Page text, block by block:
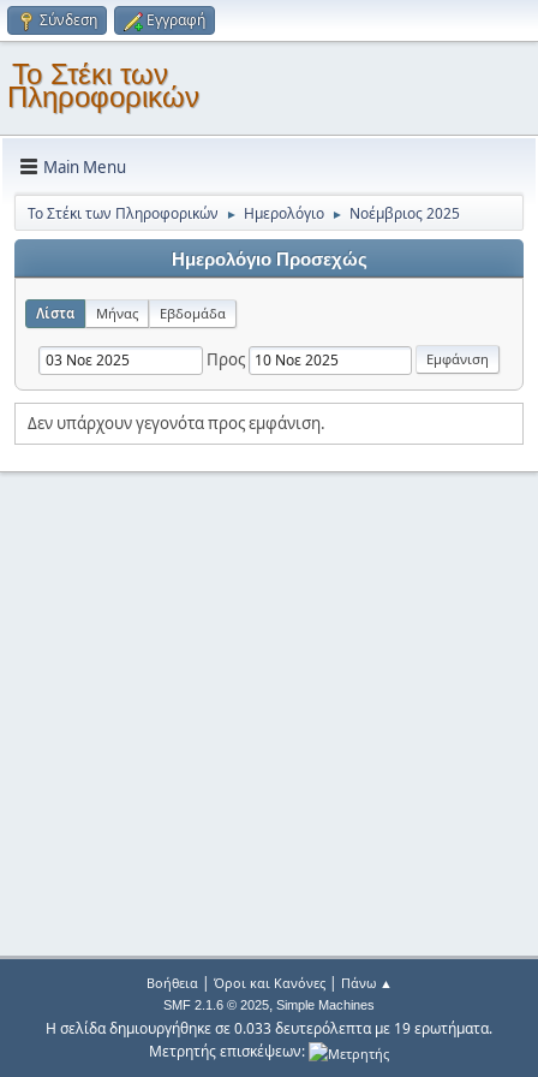
Σύνδεση Εγγραφή
Το Στέκι των
Πληροφορικών
Main Menu
Το Στέκι των Πληροφορικών ► Ημερολόγιο ► Νοέμβριος 2025
Ημερολόγιο Προσεχώς
Λίστα Μήνας Εβδομάδα
Προς
Δεν υπάρχουν γεγονότα προς εμφάνιση.
Βοήθεια| Όροι και Κανόνες| Πάνω ▲
SMF 2.1.6 © 2025, Simple Machines
Η σελίδα δημιουργήθηκε σε 0.033 δευτερόλεπτα με 19 ερωτήματα.
Μετρητής επισκέψεων: